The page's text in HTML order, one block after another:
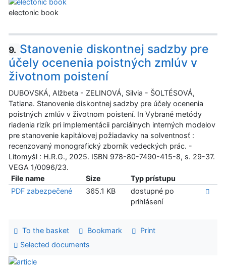
electonic book
9. Stanovenie diskontnej sadzby pre
účely ocenenia poistných zmlúv v
životnom poistení
DUBOVSKÁ, Alžbeta - ZELINOVÁ, Silvia - ŠOLTÉSOVÁ,
Tatiana. Stanovenie diskontnej sadzby pre účely ocenenia
poistných zmlúv v životnom poistení. In Vybrané metódy
riadenia rizík pri implementácii parciálnych interných modelov
pre stanovenie kapitálovej požiadavky na solventnosť :
recenzovaný monografický zborník vedeckých prác. -
Litomyšl : H.R.G., 2025. ISBN 978-80-7490-415-8, s. 29-37.
VEGA 1/0096/23.
File name
Size
Typ prístupu
PDF zabezpečené
365.1 KB
dostupné po
prihlásení
To the basket Bookmark
Print
Selected documents